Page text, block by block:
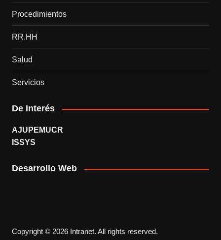
Procedimientos
RR.HH
Salud
Servicios
De Interés
AJUPEMUCR
ISSYS
Desarrollo Web
Copyright © 2026 Intranet. All rights reserved.